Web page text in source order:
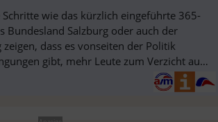
wie das kürzlich eingeführte 365-
Bundesland Salzburg oder auch der
dass es vonseiten der Politik
gibt, mehr Leute zum Verzicht aufs